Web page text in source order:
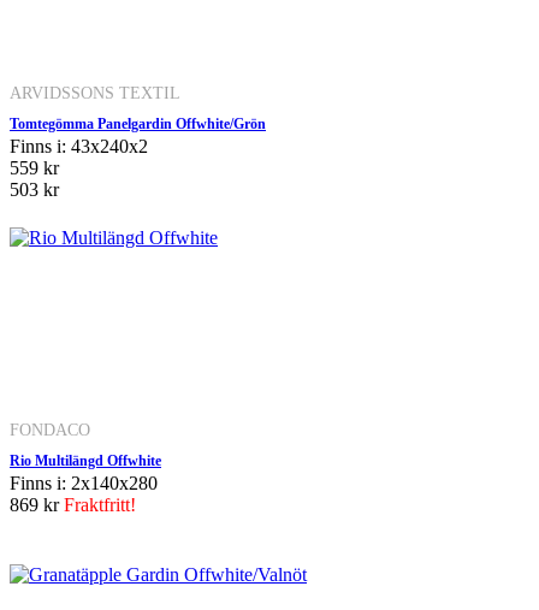
ARVIDSSONS TEXTIL
Tomtegömma Panelgardin Offwhite/Grön
Finns i: 43x240x2
559 kr
503 kr
FONDACO
Rio Multilängd Offwhite
Finns i: 2x140x280
869 krFraktfritt!